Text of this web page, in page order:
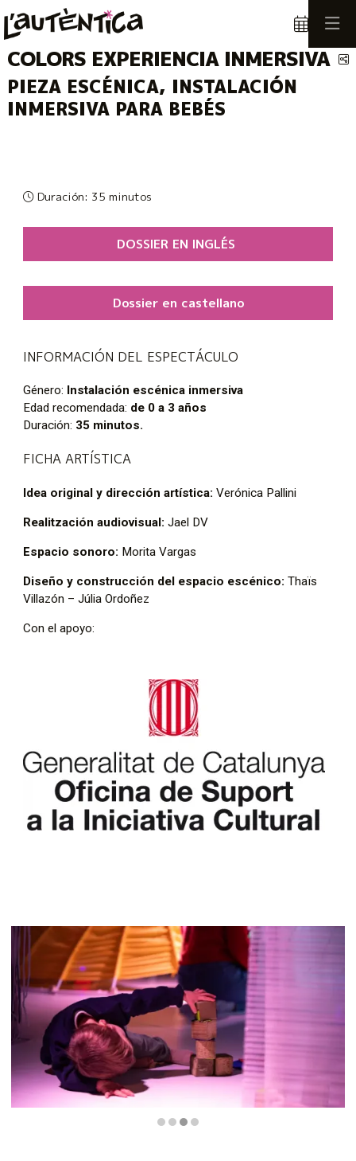
COLORS EXPERIENCIA INMERSIVA
PIEZA ESCÉNICA, INSTALACIÓN
INMERSIVA PARA BEBÉS
Duración: 35 minutos
DOSSIER EN INGLÉS
Dossier en castellano
INFORMACIÓN DEL ESPECTÁCULO
Género: Instalación escénica inmersiva
Edad recomendada: de 0 a 3 años
Duración: 35 minutos.
FICHA ARTÍSTICA
Idea original y dirección artística: Verónica Pallini
Realitzación audiovisual: Jael DV
Espacio sonoro: Morita Vargas
Diseño y construcción del espacio escénico:Thaïs
Villazón – Júlia Ordoñez
Con el apoyo: